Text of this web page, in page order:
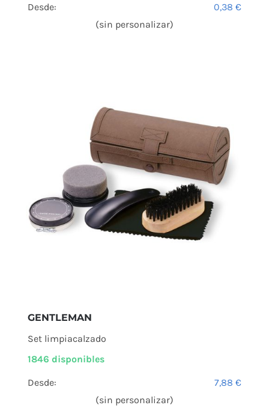
Desde: 0,38€
(sin personalizar)
GENTLEMAN
Set limpiacalzado
1846 disponibles
Desde: 7,88€
(sin personalizar)